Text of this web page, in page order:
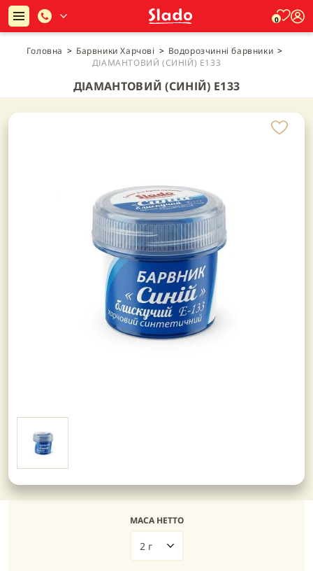
0
Головна > Барвники Харчові > Водорозчинні барвники >
ДІАМАНТОВИЙ (СИНІЙ) Е133
ДІАМАНТОВИЙ (СИНІЙ) Е133
МАСА НЕТТО
2 г